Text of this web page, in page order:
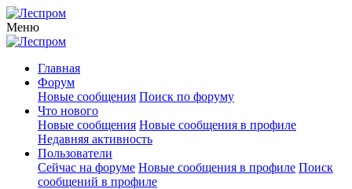
Меню
Главная
Форум
Новые сообщения Поиск по форуму
Что нового
Новые сообщения Новые сообщения в профиле
Недавняя активность
Пользователи
Сейчас на форуме Новые сообщения в профиле Поиск
сообщений в профиле